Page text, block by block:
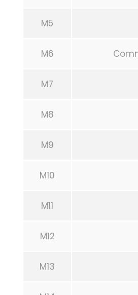
M5
M6
M7
M8
M9
M10
M11
M12
M13